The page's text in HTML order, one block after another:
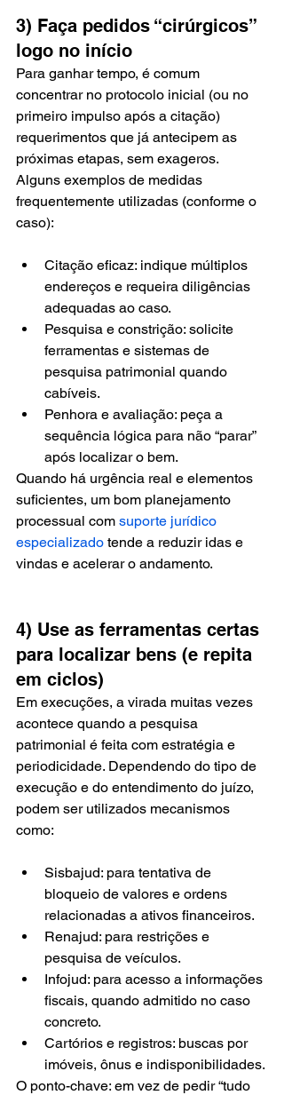
3) Faça pedidos “cirúrgicos”
logo no início
Para ganhar tempo, é comum
concentrar no protocolo inicial (ou no
primeiro impulso após a citação)
requerimentos que já antecipem as
próximas etapas, sem exageros.
Alguns exemplos de medidas
frequentemente utilizadas (conforme o
caso):
Citação eficaz: indique múltiplos
endereços e requeira diligências
adequadas ao caso.
Pesquisa e constrição: solicite
ferramentas e sistemas de
pesquisa patrimonial quando
cabíveis.
Penhora e avaliação: peça a
sequência lógica para não “parar”
após localizar o bem.
Quando há urgência real e elementos
suficientes, um bom planejamento
processual com suporte jurídico
especializado tende a reduzir idas e
vindas e acelerar o andamento.
4) Use as ferramentas certas
para localizar bens (e repita
em ciclos)
Em execuções, a virada muitas vezes
acontece quando a pesquisa
patrimonial é feita com estratégia e
periodicidade. Dependendo do tipo de
execução e do entendimento do juízo,
podem ser utilizados mecanismos
como:
Sisbajud: para tentativa de
bloqueio de valores e ordens
relacionadas a ativos financeiros.
Renajud: para restrições e
pesquisa de veículos.
Infojud: para acesso a informações
fiscais, quando admitido no caso
concreto.
Cartórios e registros: buscas por
imóveis, ônus e indisponibilidades.
O ponto-chave: em vez de pedir “tudo